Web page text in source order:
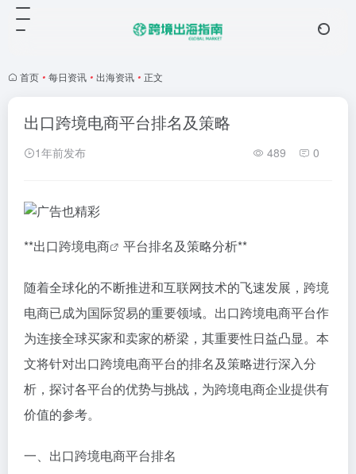
首页 • 每日资讯 • 出海资讯 • 正文
出口跨境电商平台排名及策略
1年前发布 489 0
**出口跨境电商 平台排名及策略分析**
随着全球化的不断推进和互联网技术的飞速发展，跨境
电商已成为国际贸易的重要领域。出口跨境电商平台作
为连接全球买家和卖家的桥梁，其重要性日益凸显。本
文将针对出口跨境电商平台的排名及策略进行深入分
析，探讨各平台的优势与挑战，为跨境电商企业提供有
价值的参考。
一、出口跨境电商平台排名